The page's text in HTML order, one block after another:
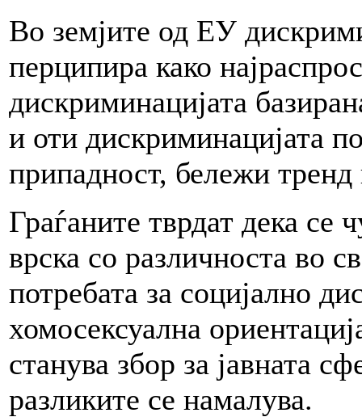
Во земјите од ЕУ
перципира како
дискриминацијата
и оти дискриминацијата
припадност, бележи
Граѓаните тврдат дека се
врска со различноста во
потребата за социјално
хомосексуална
станува збор за јавната
разликите се намалува.